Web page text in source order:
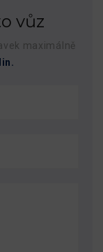
vůz
maximálně